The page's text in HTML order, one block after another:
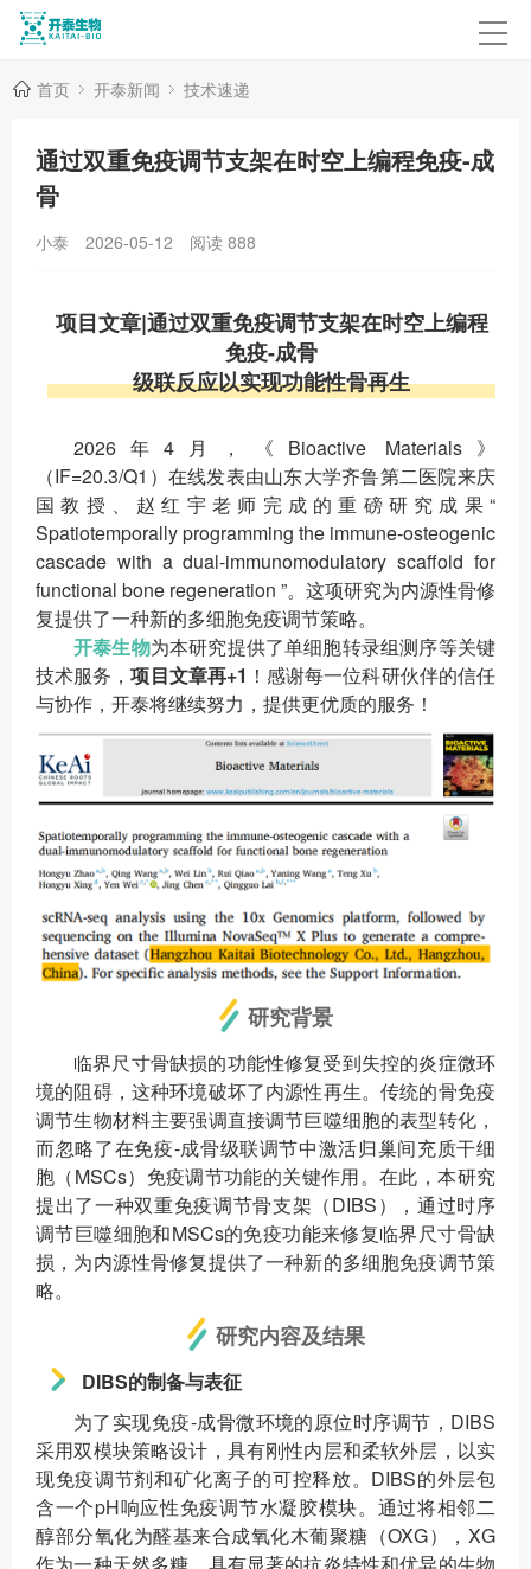
首页 开泰新闻 技术速递
通过双重免疫调节支架在时空上编程免疫-成
骨
小泰 2026-05-12 阅读 888
项目文章|通过双重免疫调节支架在时空上编程
免疫-成骨
级联反应以实现功能性骨再生
2026年4月，《Bioactive Materials》
（IF=20.3/Q1）在线发表由山东大学齐鲁第二医院来庆
国教授、赵红宇老师完成的重磅研究成果“
Spatiotemporally programming the immune-osteogenic
cascade with a dual-immunomodulatory scaffold for
functional bone regeneration ”。这项研究为内源性骨修
复提供了一种新的多细胞免疫调节策略。
开泰生物为本研究提供了单细胞转录组测序等关键
技术服务，项目文章再+1 ！感谢每一位科研伙伴的信任
与协作，开泰将继续努力，提供更优质的服务！
研究背景
临界尺寸骨缺损的功能性修复受到失控的炎症微环
境的阻碍，这种环境破坏了内源性再生。传统的骨免疫
调节生物材料主要强调直接调节巨噬细胞的表型转化，
而忽略了在免疫-成骨级联调节中激活归巢间充质干细
胞（MSCs）免疫调节功能的关键作用。在此，本研究
提出了一种双重免疫调节骨支架（DIBS），通过时序
调节巨噬细胞和MSCs的免疫功能来修复临界尺寸骨缺
损，为内源性骨修复提供了一种新的多细胞免疫调节策
略。
研究内容及结果
DIBS的制备与表征
为了实现免疫-成骨微环境的原位时序调节，DIBS
采用双模块策略设计，具有刚性内层和柔软外层，以实
现免疫调节剂和矿化离子的可控释放。DIBS的外层包
含一个pH响应性免疫调节水凝胶模块。通过将相邻二
醇部分氧化为醛基来合成氧化木葡聚糖（OXG），XG